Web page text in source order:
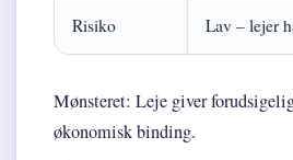
Risiko Lav – lejer
Mønsteret: Leje giver
økonomisk binding.